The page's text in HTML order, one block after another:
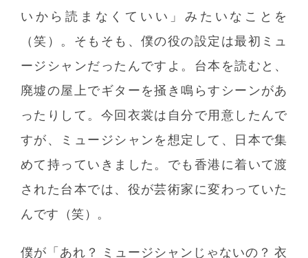
いから読まなくていい」みたいなことを
（笑）。そもそも、僕の役の設定は最初ミュ
ージシャンだったんですよ。台本を読むと、
廃墟の屋上でギターを掻き鳴らすシーンがあ
ったりして。今回衣裳は自分で用意したんで
すが、ミュージシャンを想定して、日本で集
めて持っていきました。でも香港に着いて渡
された台本では、役が芸術家に変わっていた
んです（笑）。
僕が「あれ？ ミュージシャンじゃないの？ 衣